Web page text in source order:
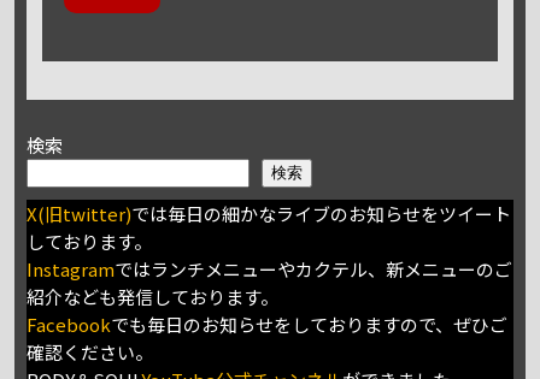
検索
検索
X(旧twitter)では毎日の細かなライブのお知らせをツイート
しております。
Instagramではランチメニューやカクテル、新メニューのご
紹介なども発信しております。
Facebookでも毎日のお知らせをしておりますので、ぜひご
確認ください。